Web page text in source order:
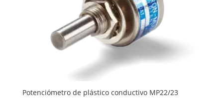
Potenciómetro de plástico conductivo MP22/23